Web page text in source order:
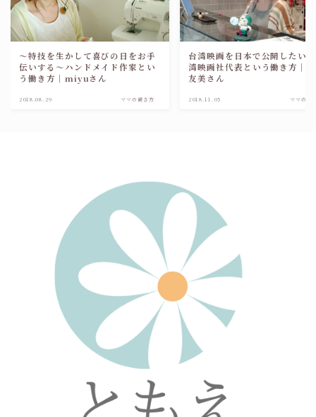
～特技を生かして喜びの日をお手
伝いする～ハンドメイド作家とい
う働き方｜miyuさん
2018.08.29 ママの働き方
台湾映画を日本で公開したい
湾映画社代表という働き方｜
友美さん
2018.11.05 ママの働